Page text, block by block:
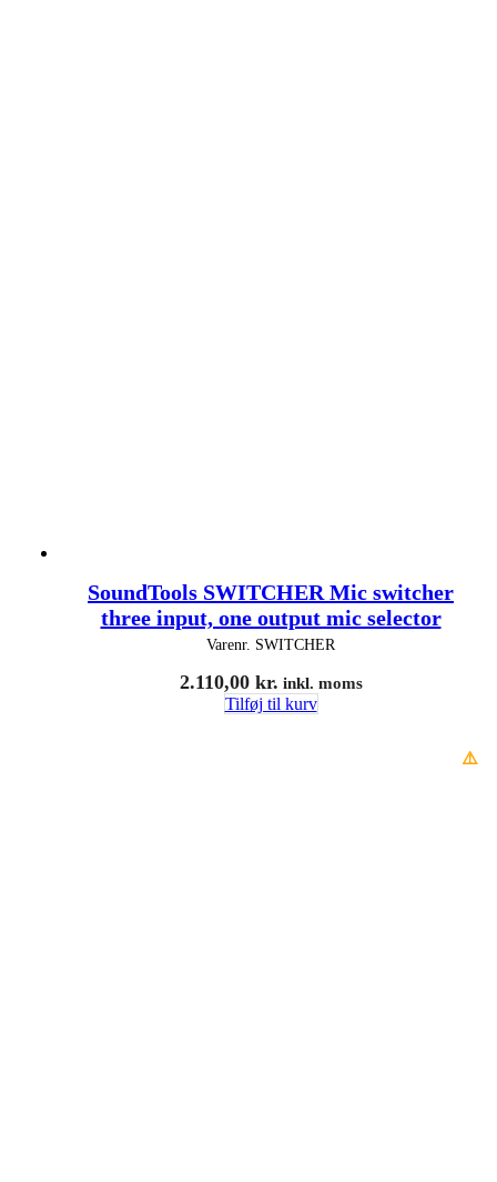
SoundTools SWITCHER Mic switcher
three input, one output mic selector
Varenr. SWITCHER
2.110,00 kr. inkl. moms
Tilføj til kurv
⚠️